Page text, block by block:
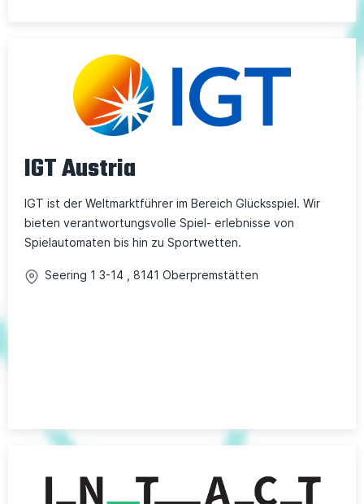
IGT Austria
IGT ist der Weltmarktführer im Bereich Glücksspiel. Wir
bieten verantwortungsvolle Spiel- erlebnisse von
Spielautomaten bis hin zu Sportwetten.
Seering 1 3-14 8141 Oberpremstätten